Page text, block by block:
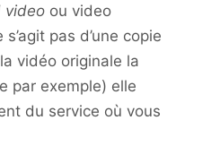
video ou video
pas d’une copie
vidéo originale la
par exemple) elle
du service où vous